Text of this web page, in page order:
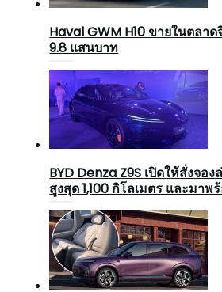
Haval GWM H10 ขายในตลา
9.8 แสนบาท
BYD Denza Z9S เปิดให้สั่งจอ
สูงสุด 1,100 กิโลเมตร และมาพ